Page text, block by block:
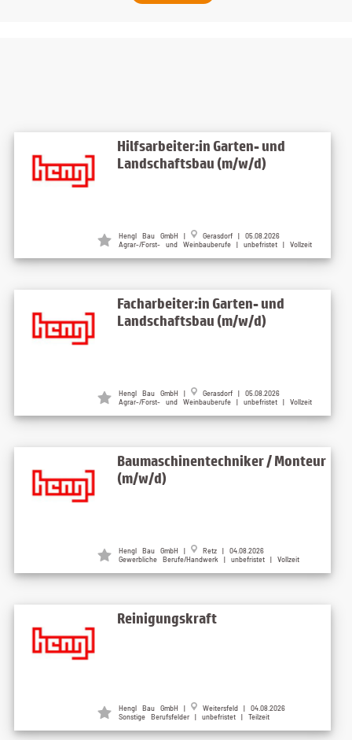
Hilfsarbeiter:in Garten- und
Landschaftsbau (m/w/d)
Hengl Bau GmbH |
Gerasdorf | 05.08.2026
Agrar-/Forst- und Weinbauberufe | unbefristet | Vollzeit
Facharbeiter:in Garten- und
Landschaftsbau (m/w/d)
Hengl Bau GmbH |
Gerasdorf | 05.08.2026
Agrar-/Forst- und Weinbauberufe | unbefristet | Vollzeit
Baumaschinentechniker / Monteur
(m/w/d)
Hengl Bau GmbH |
Retz | 04.08.2026
Gewerbliche Berufe/Handwerk | unbefristet | Vollzeit
Reinigungskraft
Hengl Bau GmbH |
Weitersfeld | 04.08.2026
Sonstige Berufsfelder | unbefristet | Teilzeit